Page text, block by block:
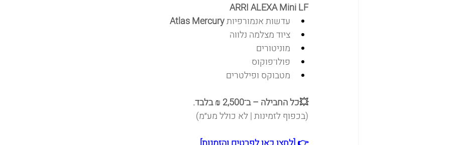
ARRI ALEXA Mini LF
עדשות אנמורפיות Atlas Mercury
ציוד מצלמה נלווה
מוניטורים
פולו־פוקוס
מטבוקס ופילטרים
💥כל החבילה – ב־2,500 ₪ בלבד.
(בכפוף לזמינות | לא כולל מע״מ)